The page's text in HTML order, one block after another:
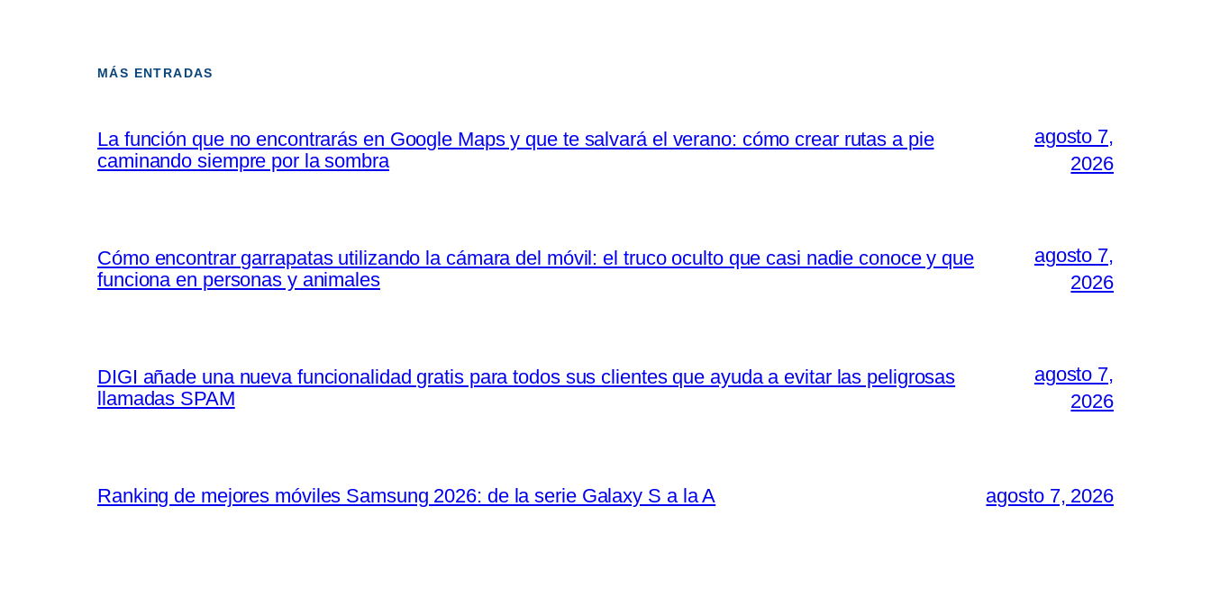
MÁS ENTRADAS
La función que no encontrarás en Google Maps y que te salvará el verano: cómo crear rutas a pie
caminando siempre por la sombra
agosto 7,
2026
Cómo encontrar garrapatas utilizando la cámara del móvil: el truco oculto que casi nadie conoce y que
funciona en personas y animales
agosto 7,
2026
DIGI añade una nueva funcionalidad gratis para todos sus clientes que ayuda a evitar las peligrosas
llamadas SPAM
agosto 7,
2026
Ranking de mejores móviles Samsung 2026: de la serie Galaxy S a la A agosto 7, 2026